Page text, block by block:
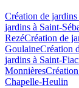
Création de jardins
jardins à Saint-
RezéCréation de
GoulaineCréation
jardins à Saint-
Monnières
Chapelle-Heulin